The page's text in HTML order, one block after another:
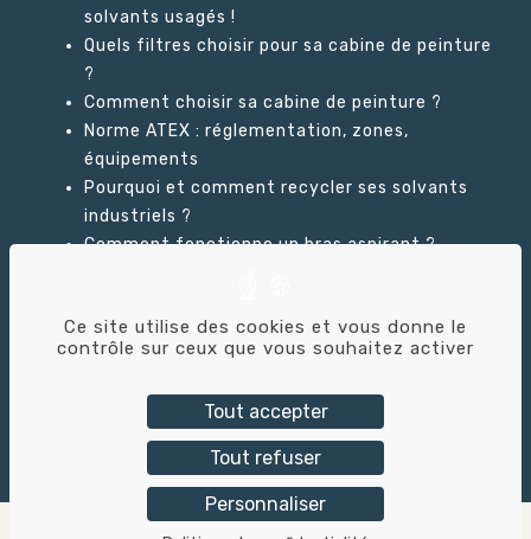
solvants usagés !
Quels filtres choisir pour sa cabine de peinture
?
Comment choisir sa cabine de peinture ?
Norme ATEX : réglementation, zones,
équipements
Pourquoi et comment recycler ses solvants
industriels ?
Comment fonctionne un bras aspirant ?
GLOSSAIRE
Tricolor Industries © – 2026 – Création du site :
& Co
Mentions légales Politique de confidentialité
Ce site utilise des cookies et vous donne le
contrôle sur ceux que vous souhaitez activer
Tout accepter
Tout refuser
Personnaliser